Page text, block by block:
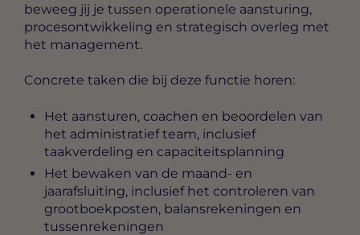
beweeg jij je tussen operationele aansturing,
procesontwikkeling en strategisch overleg met
het management.
Concrete taken die bij deze functie horen:
Het aansturen, coachen en beoordelen van
het administratief team, inclusief
taakverdeling en capaciteitsplanning
Het bewaken van de maand- en
jaarafsluiting, inclusief het controleren van
grootboekposten, balansrekeningen en
tussenrekeningen